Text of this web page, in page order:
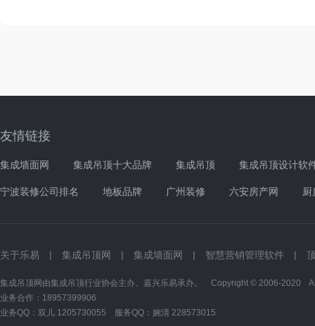
友情链接
集成墙面网 集成吊顶十大品牌 集成吊顶 集成吊顶设计软
宁波装修公司排名 地板品牌 广州装修 六安房产网
关于乐易 | 集成吊顶网 | 集成墙面网 | 智慧营销管理软件 |
集成吊顶网由集成吊顶行业协会主办、嘉兴乐易承办。 Copyright © 2006-2020
业务合作：18957399906
业务QQ：双儿 1205730055 服务QQ：婉清 228573015